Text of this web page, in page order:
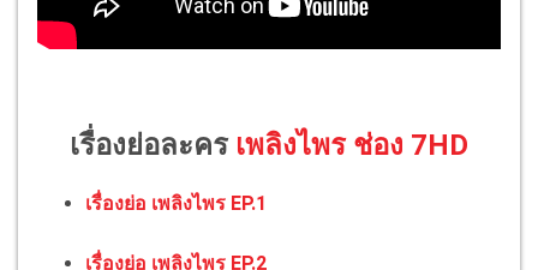
เรื่องย่อละคร เพลิงไพร ช่อง 7HD
เรื่องย่อ เพลิงไพร EP.1
เรื่องย่อ เพลิงไพร EP.2